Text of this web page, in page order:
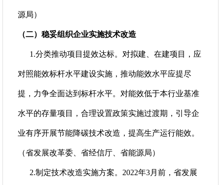
源局）
（二）稳妥组织企业实施技术改造
1.分类推动项目提效达标。对拟建、在建项目，应
对照能效标杆水平建设实施，推动能效水平应提尽
提，力争全面达到标杆水平。对能效低于本行业基准
水平的存量项目，合理设置政策实施过渡期，引导企
业有序开展节能降碳技术改造，提高生产运行能效。
（省发展改革委、省经信厅、省能源局）
2.制定技术改造实施方案。2022年3月前，省发展